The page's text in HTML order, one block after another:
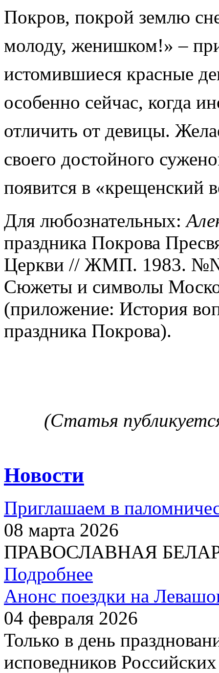
Покров, покрой землю
молоду, женишком!» –
истомившиеся красные
особенно сейчас, когда
отличить от девицы.
своего достойного
появится в «крещенский
Для любознательных:
праздника Покрова
Церкви // ЖМП. 1983.
Сюжеты и символы
(приложение: История
праздника Покрова).
(Статья
Новости
Приглашаем в
08 марта 2026
ПРАВОСЛАВНАЯ
Подробнее
Анонс поездки на
04 февраля 2026
Только в день
исповедников